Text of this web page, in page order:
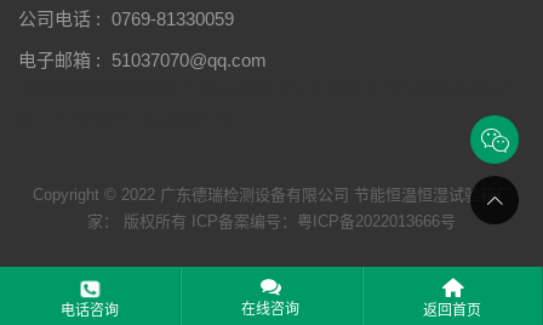
公司电话 : 0769-81330059
电子邮箱 :
51037070@qq.com
Copyright © 2022 广东德瑞检测设备有限公司 节能恒温恒湿试验箱厂
家： 版权所有 ICP备案编号： 粤ICP备2022013666号

电话咨询

在线咨询

返回首页